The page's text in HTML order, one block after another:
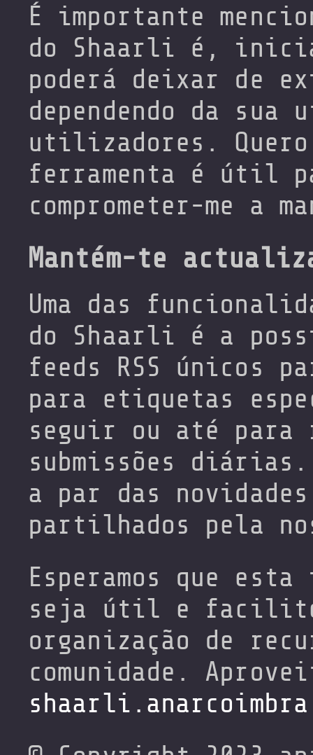
É importante
do Shaarli é,
poderá deixar de
dependendo da
utilizadores.
ferramenta é útil
comprometer-me a
Mantém-te
Uma das
do Shaarli é a
feeds RSS únicos
para etiquetas
seguir ou até para
submissões
a par das
partilhados pela
Esperamos que
seja útil e
organização de
comunidade.